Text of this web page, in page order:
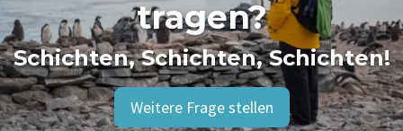
tragen?
Schichten, Schichten, Schichten!
Weitere Frage stellen